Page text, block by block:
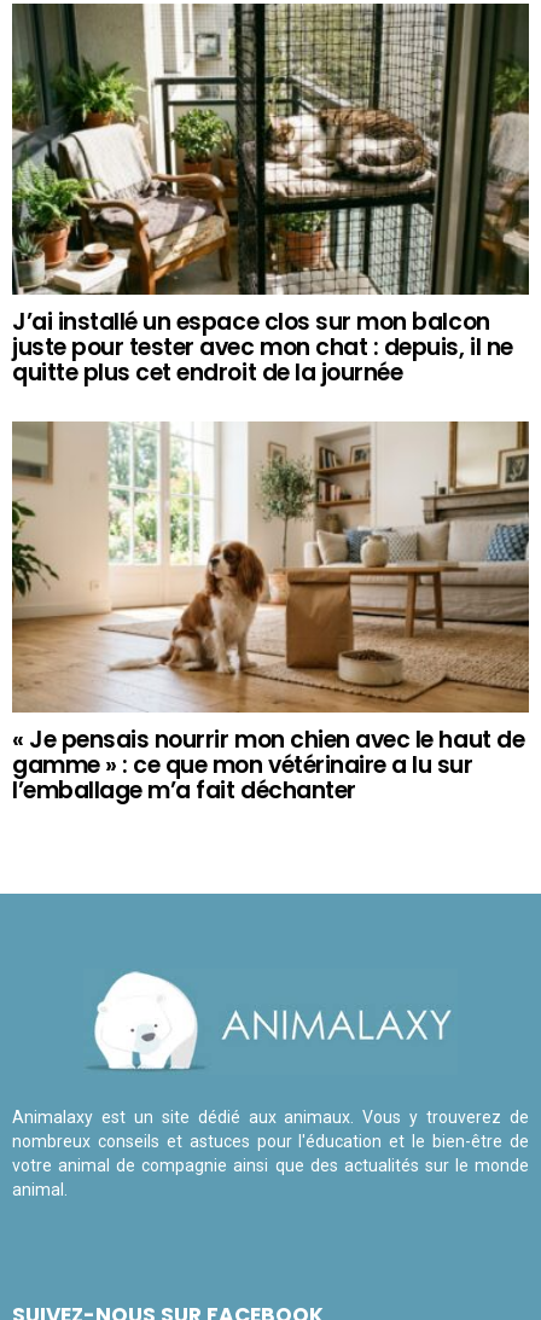
J’ai installé un espace clos sur mon balcon
juste pour tester avec mon chat : depuis, il ne
quitte plus cet endroit de la journée
« Je pensais nourrir mon chien avec le haut de
gamme » : ce que mon vétérinaire a lu sur
l’emballage m’a fait déchanter
Animalaxy est un site dédié aux animaux. Vous y trouverez de
nombreux conseils et astuces pour l'éducation et le bien-être de
votre animal de compagnie ainsi que des actualités sur le monde
animal.